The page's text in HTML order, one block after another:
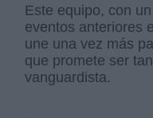
Este equipo, con
eventos anteriores
une una vez más
que promete ser
vanguardista.